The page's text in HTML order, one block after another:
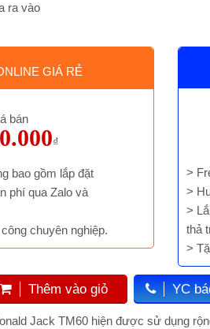
ra vào
GIÁ RẺ
bán
₫
bao gồm lắp đặt
phí qua Zalo và
chuyên nghiệp.
>
>
>
thả
>
Thêm vào giỏ YC
Jack TM60 hiện được sử dụng